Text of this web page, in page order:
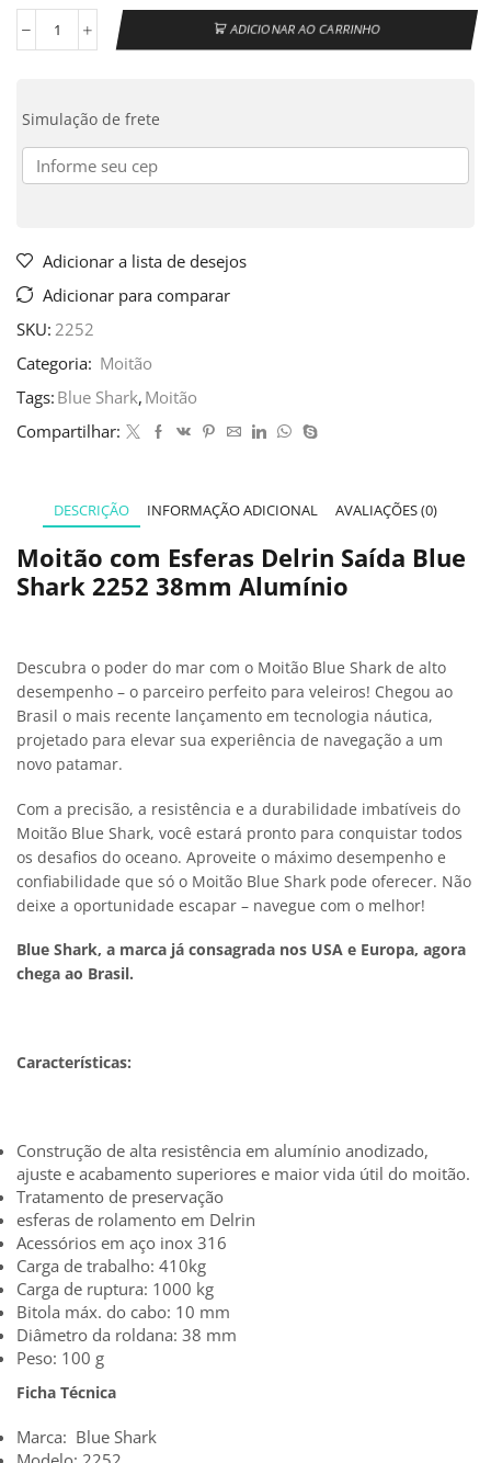
ADICIONAR AO CARRINHO
Simulação de frete
Adicionar a lista de desejos
Adicionar para comparar
SKU: 2252
Categoria: Moitão
Tags: Blue Shark, Moitão
Compartilhar:
DESCRIÇÃO INFORMAÇÃO ADICIONAL AVALIAÇÕES (0)
Moitão com Esferas Delrin Saída Blue
Shark 2252 38mm Alumínio
Descubra o poder do mar com o Moitão Blue Shark de alto
desempenho – o parceiro perfeito para veleiros! Chegou ao
Brasil o mais recente lançamento em tecnologia náutica,
projetado para elevar sua experiência de navegação a um
novo patamar.
Com a precisão, a resistência e a durabilidade imbatíveis do
Moitão Blue Shark, você estará pronto para conquistar todos
os desafios do oceano. Aproveite o máximo desempenho e
confiabilidade que só o Moitão Blue Shark pode oferecer. Não
deixe a oportunidade escapar – navegue com o melhor!
Blue Shark, a marca já consagrada nos USA e Europa, agora
chega ao Brasil.
Características:
Construção de alta resistência em alumínio anodizado,
ajuste e acabamento superiores e maior vida útil do moitão.
Tratamento de preservação
esferas de rolamento em Delrin
Acessórios em aço inox 316
Carga de trabalho: 410kg
Carga de ruptura: 1000 kg
Bitola máx. do cabo: 10 mm
Diâmetro da roldana: 38 mm
Peso: 100 g
Ficha Técnica
Marca: Blue Shark